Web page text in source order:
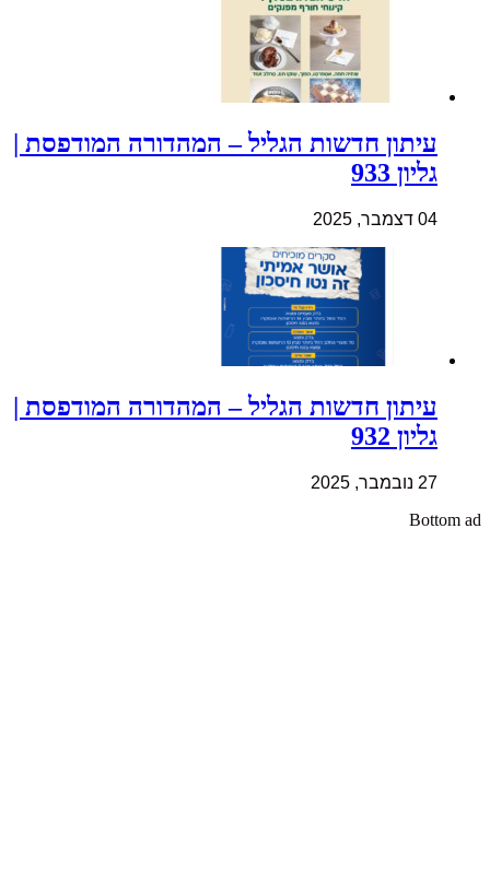
עיתון חדשות הגליל – המהדורה המודפסת |
גליון 933
04 דצמבר, 2025
עיתון חדשות הגליל – המהדורה המודפסת |
גליון 932
27 נובמבר, 2025
Bottom ad